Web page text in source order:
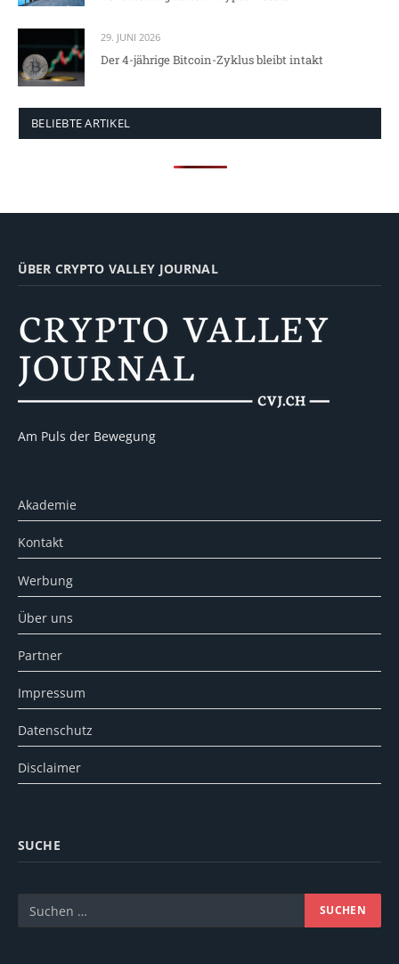
29. JUNI 2026
Der 4-jährige Bitcoin-Zyklus bleibt intakt
BELIEBTE ARTIKEL
ÜBER CRYPTO VALLEY JOURNAL
Am Puls der Bewegung
Akademie
Kontakt
Werbung
Über uns
Partner
Impressum
Datenschutz
Disclaimer
SUCHE